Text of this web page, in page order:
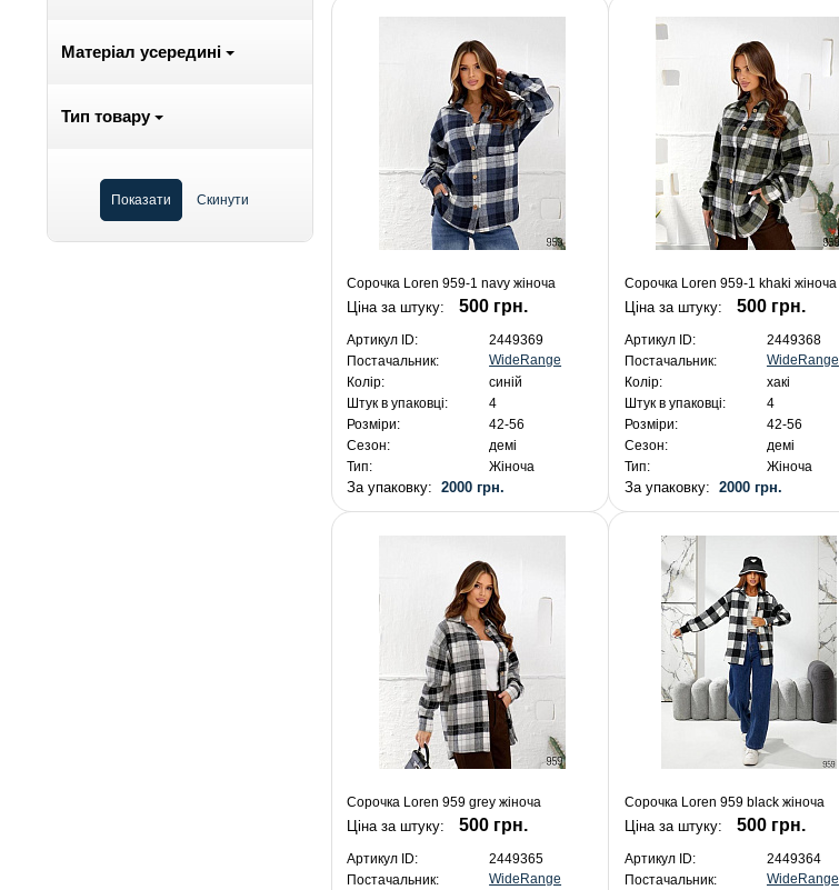
Матеріал усередині
Тип товару
Сорочка Loren 959-1 navy жіноча
Ціна за штуку: 500 грн.
Артикул ID:
2449369
Постачальник:
WideRange
Колір:
синій
Штук в упаковці:
4
Розміри:
42-56
Сезон:
демі
Тип:
Жіноча
За упаковку:2000 грн.
Сорочка Loren 959-1 khaki жіноча
Ціна за штуку: 500 грн.
Артикул ID:
2449368
Постачальник:
WideRange
Колір:
хакі
Штук в упаковці:
4
Розміри:
42-56
Сезон:
демі
Тип:
Жіноча
За упаковку: 2000 грн.
Сорочка Loren 959 grey жіноча
Ціна за штуку: 500 грн.
Артикул ID:
2449365
Постачальник:
WideRange
Сорочка Loren 959 black жіноча
Ціна за штуку: 500 грн.
Артикул ID:
2449364
Постачальник:
WideRange